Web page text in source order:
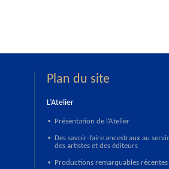
Plan du site
L’Atelier
• Présentation de l’Atelier
•
Des savoir-faire ancestraux au
des artistes et des éditeurs
• Productions remarquables récentes